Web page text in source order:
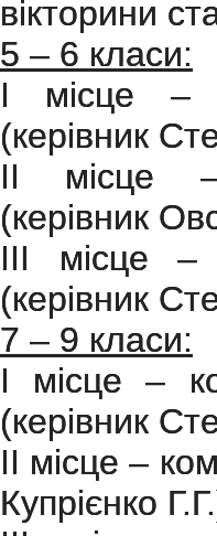
вікторини
5 – 6 класи:
І місце –
(керівник
ІІ місце
(керівник
ІІІ місце
(керівник
7 – 9 класи:
І місце –
(керівник
ІІ місце –
Купрієнко